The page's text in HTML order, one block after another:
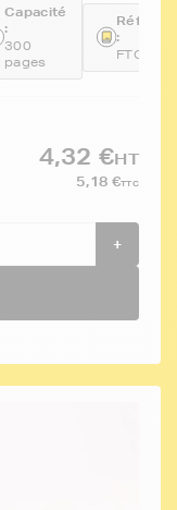
Capacité
:
300
pages
:
4,32 €HT
5,18 €TTC
+